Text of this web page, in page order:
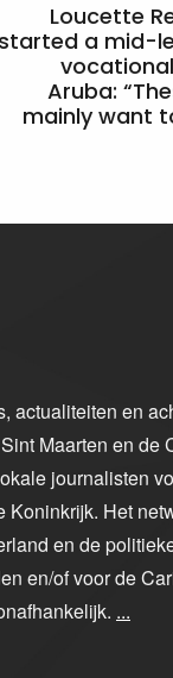
Loucette
started a mid-
Aruba:
mainly want
actualiteiten en
Maarten en de
journalisten
Het
en de
en/of voor de
...